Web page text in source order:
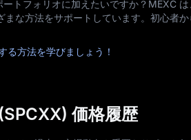
トフォリオに加えたいですか？MEXC
まな方法をサポートしています。初心者
る方法を学びましょう！
価格履歴